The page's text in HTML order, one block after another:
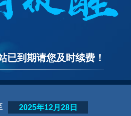
已到期请您及时续费！
2025年12月28日